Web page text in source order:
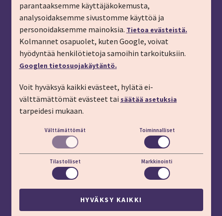
Tilaa matkalahjakortti
Tilaa esite
Tilaa matkakirje sähköpostiin
Ilmoita passitiedot
Liity kanta-asiakkaaksi
Töihin IMT:lle
YHTEYSTIEDOT
Puhelin: 03 45 800 (pvm/mpm)
apu.imt.fi
LÖYDÄT MEIDÄT MYÖS
parantaaksemme käyttäjäkokemusta,
analysoidaksemme sivustomme käyttöä ja
personoidaksemme mainoksia. Tietoa evästeistä.
Kolmannet osapuolet, kuten Google, voivat
hyödyntää henkilötietoja samoihin tarkoituksiin.
Googlen tietosuojakäytäntö.
Voit hyväksyä kaikki evästeet, hylätä ei-
välttämättömät evästeet tai säätää asetuksia
tarpeidesi mukaan.
Välttämättömät Toiminnalliset
Tilastolliset Markkinointi
HYVÄKSY KAIKKI